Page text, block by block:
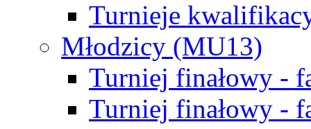
Turnieje
Młodzicy (MU13)
Turniej finałowy -
Turniej finałowy -